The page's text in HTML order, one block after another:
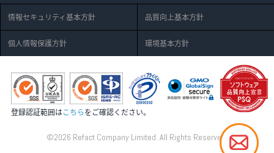
情報セキュリティ基本方針 品質向上基本方針
個人情報保護方針 環境基本方針
登録認証範囲はこちらをご確認ください。
©2026 Refact Company Limited. All Rights Reserved.